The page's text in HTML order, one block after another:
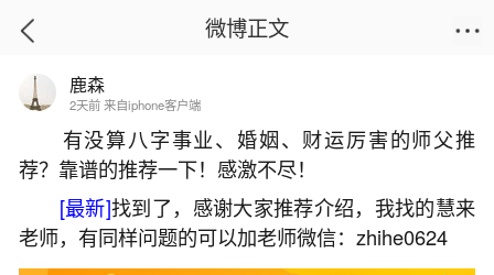
首页
八字不合真的好烦
2026-05-31 08:46:12 16 1 赞
微博正文
鹿森
2天前 来自iphone客户端
有没算八字事业、婚姻、财运厉害的师父推
荐？靠谱的推荐一下！感激不尽！
[最新]找到了，感谢大家推荐介绍，我找的慧来
老师，有同样问题的可以加老师微信：zhihe0624